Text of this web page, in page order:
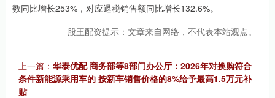
数同比增长253%，对应退税销售额同比增长132.6%。
股王配资提示：文章来自网络，不代表本站观点。
上一篇： 华泰优配 商务部等8部门办公厅：2026年对换购符合
条件新能源乘用车的 按新车销售价格的8%给予最高1.5万元补
贴